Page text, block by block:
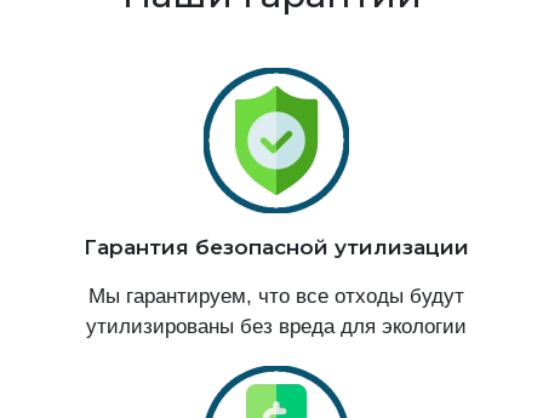
Гарантия безопасной утилизации
Мы гарантируем, что все отходы будут
утилизированы без вреда для экологии